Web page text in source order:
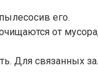
его.
от
Для связанных